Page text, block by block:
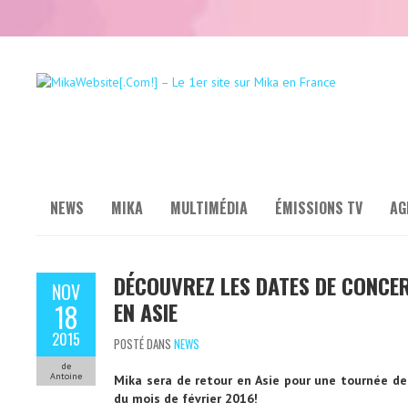
NEWS MIKA MULTIMÉDIA ÉMISSIONS TV
NOV
18
2015
de
Antoine
DÉCOUVREZ LES DATES DE
EN ASIE
POSTÉ DANS NEWS
Mika sera de retour en Asie pour une tournée
du mois de février 2016!